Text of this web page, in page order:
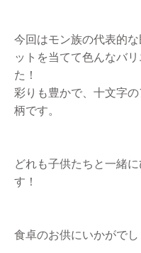
今回はモン族の代表的
ットを当てて色んなバ
た！
彩りも豊かで、十文字
柄です。
どれも子供たちと一緒
す！
食卓のお供にいかがでし